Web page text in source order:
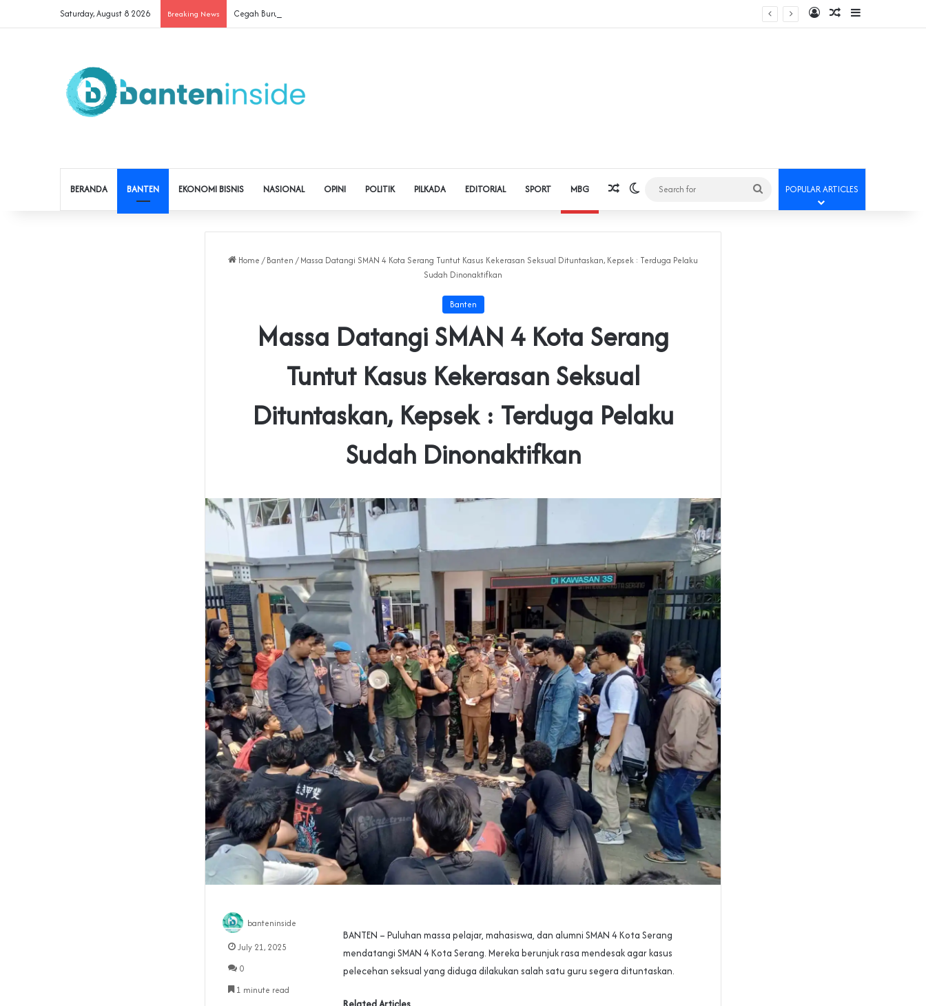
Saturday, August 8 2026 Breaking News Cegah Buruh Terjerat Judol dan Pinjol, Polda Banten Gandeng SPSI Perkuat Literasi Digital Log InRandom Article
Sidebar
BERANDA BANTEN EKONOMI BISNIS NASIONAL OPINI POLITIK PILKADA EDITORIAL SPORT MBG Random Article
Switch skin
Search
for
POPULAR ARTICLES
Home / Banten / Massa Datangi SMAN 4 Kota Serang Tuntut Kasus Kekerasan Seksual Dituntaskan, Kepsek : Terduga Pelaku
Sudah Dinonaktifkan
Banten
Massa Datangi SMAN 4 Kota Serang
Tuntut Kasus Kekerasan Seksual
Dituntaskan, Kepsek : Terduga Pelaku
Sudah Dinonaktifkan
BANTEN – Puluhan massa pelajar, mahasiswa, dan alumni SMAN 4 Kota Serang
mendatangi SMAN 4 Kota Serang. Mereka berunjuk rasa mendesak agar kasus
pelecehan seksual yang diduga dilakukan salah satu guru segera dituntaskan.
banteninside
July 21, 2025
0
1 minute read